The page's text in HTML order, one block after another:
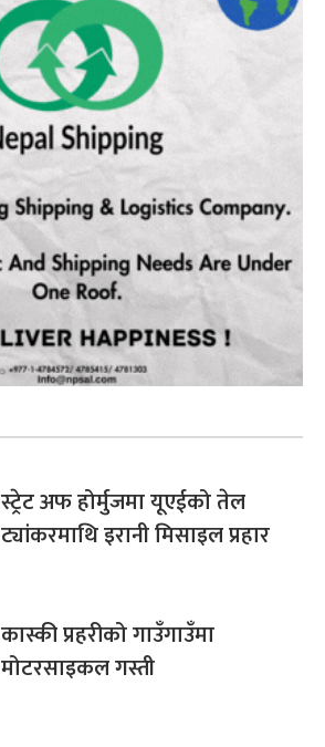
स्ट्रेट अफ होर्मुजमा यूएईको तेल
ट्यांकरमाथि इरानी मिसाइल प्रहार
कास्की प्रहरीको गाउँगाउँमा
मोटरसाइकल गस्ती